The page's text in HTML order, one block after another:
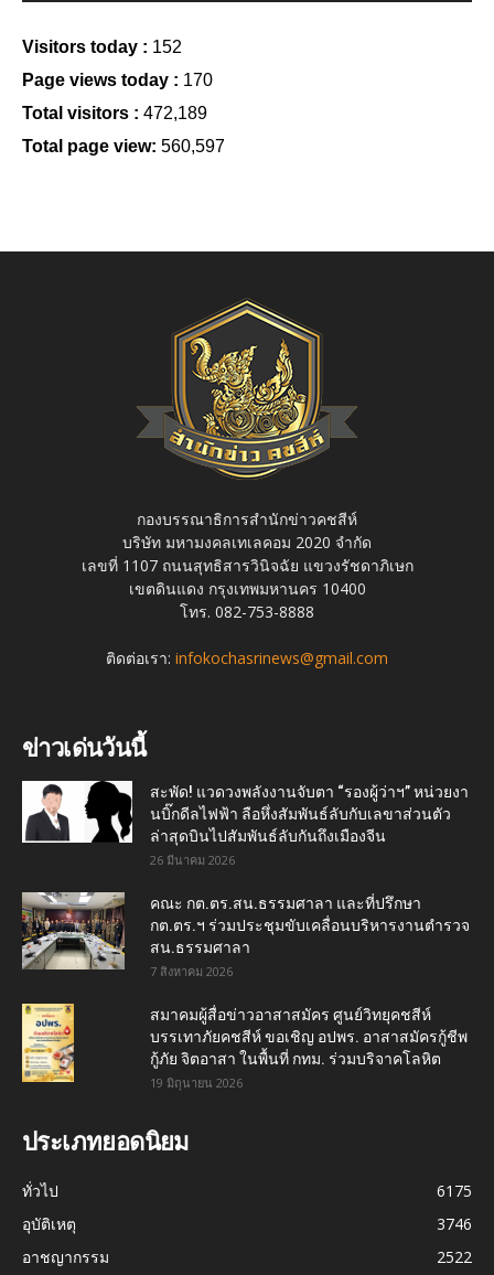
Visitors today : 152
Page views today : 170
Total visitors : 472,189
Total page view: 560,597
กองบรรณาธิการสำนักข่าวคชสีห์
บริษัท มหามงคลเทเลคอม 2020 จำกัด
เลขที่ 1107 ถนนสุทธิสารวินิจฉัย แขวงรัชดาภิเษก
เขตดินแดง กรุงเทพมหานคร 10400
โทร. 082-753-8888
ติดต่อเรา: infokochasrinews@gmail.com
ข่าวเด่นวันนี้
สะพัด! แวดวงพลังงานจับตา “รองผู้ว่าฯ” หน่วยงา
นบิ๊กดีลไฟฟ้า ลือหึ่งสัมพันธ์ลับกับเลขาส่วนตัว
ล่าสุดบินไปสัมพันธ์ลับกันถึงเมืองจีน
26 มีนาคม 2026
คณะ กต.ตร.สน.ธรรมศาลา และที่ปรึกษา
กต.ตร.ฯ ร่วมประชุมขับเคลื่อนบริหารงานตำรวจ
สน.ธรรมศาลา
7 สิงหาคม 2026
สมาคมผู้สื่อข่าวอาสาสมัคร ศูนย์วิทยุคชสีห์
บรรเทาภัยคชสีห์ ขอเชิญ อปพร. อาสาสมัครกู้ชีพ
กู้ภัย จิตอาสา ในพื้นที่ กทม. ร่วมบริจาคโลหิต
19 มิถุนายน 2026
ประเภทยอดนิยม
ทั่วไป
6175
อุบัติเหตุ
3746
อาชญากรรม
2522